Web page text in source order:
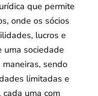
que permite
onde os sócios
lucros e
uma sociedade
sendo
limitadas e
uma com